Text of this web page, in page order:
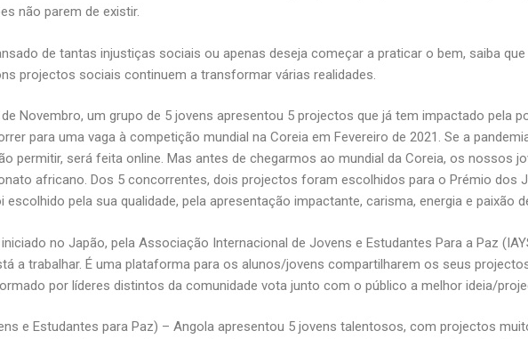
não parem de existir.
de tantas injustiças sociais ou apenas deseja começar a praticar o bem, saiba
projectos sociais continuem a transformar várias realidades.
Novembro, um grupo de 5 jovens apresentou 5 projectos que já tem impactado pela
para uma vaga à competição mundial na Coreia em Fevereiro de 2021. Se a
permitir, será feita online. Mas antes de chegarmos ao mundial da Coreia, os nossos
africano. Dos 5 concorrentes, dois projectos foram escolhidos para o Prémio dos
pela sua qualidade, pela apresentação impactante, carisma, energia e paixão
no Japão, pela Associação Internacional de Jovens e Estudantes Para a Paz
a trabalhar. É uma plataforma para os alunos/jovens compartilharem os seus
por líderes distintos da comunidade vota junto com o público a melhor ideia/
e Estudantes para Paz) – Angola apresentou 5 jovens talentosos, com projectos